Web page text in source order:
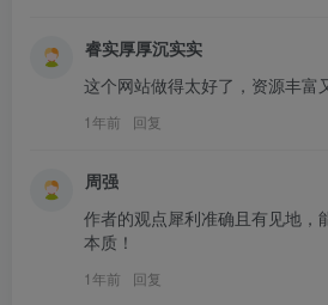
睿实厚厚沉实实
这个网站做得太好了，资源丰富
1年前 回复
周强
作者的观点犀利准确且有见地，
本质！
1年前 回复